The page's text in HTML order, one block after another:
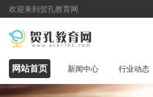
欢迎来到贺孔教育网
网站首页 新闻中心 行业动态